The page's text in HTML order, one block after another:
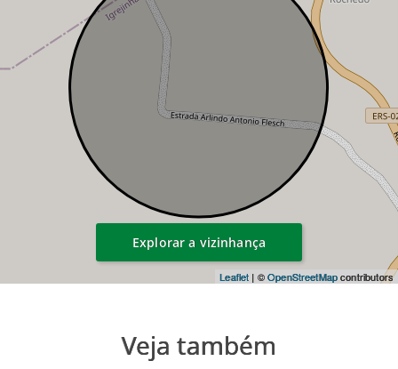
Leaflet | ©OpenStreetMapcontributors
Explorar a vizinhança
Veja também